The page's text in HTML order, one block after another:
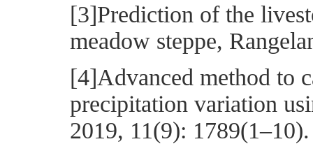
[3]Prediction of the
meadow steppe,
[4]Advanced method to
precipitation variation
2019, 11(9): 1789(1–10).